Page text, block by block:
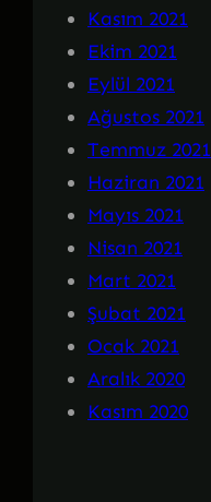
Kasım 2021
Ekim 2021
Eylül 2021
Ağustos 2021
Temmuz 2021
Haziran 2021
Mayıs 2021
Nisan 2021
Mart 2021
Şubat 2021
Ocak 2021
Aralık 2020
Kasım 2020